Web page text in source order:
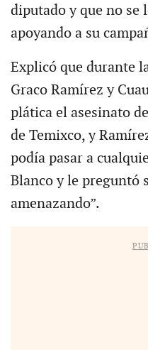
diputado y que no se
apoyando a su
Explicó que durante
Graco Ramírez y
plática el asesinato
de Temixco, y
podía pasar a
Blanco y le preguntó
amenazando”.